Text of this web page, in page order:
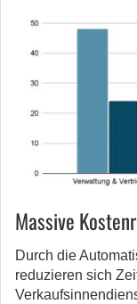
Massive
Durch die
reduzieren sich